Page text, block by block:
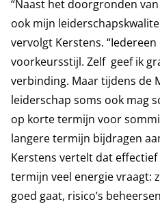
“Naast het doorgronden
ook mijn
vervolgt Kerstens.
voorkeursstijl. Zelf geef ik
verbinding. Maar tijdens de
leiderschap soms ook mag
op korte termijn voor
langere termijn bijdragen
Kerstens vertelt dat
termijn veel energie vraagt:
goed gaat, risico’s